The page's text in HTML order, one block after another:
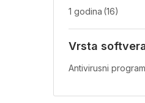
1 godina (16)
Vrsta
Antivirusni